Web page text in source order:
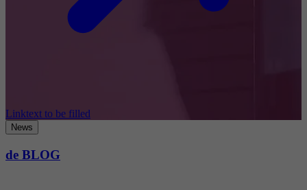
Linktext to be filled
News
de BLOG